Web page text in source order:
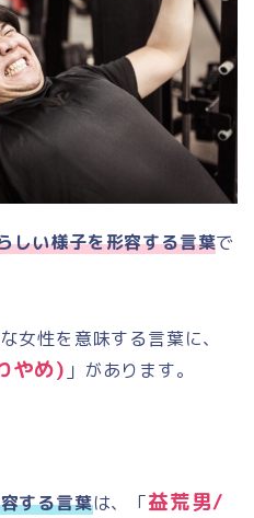
しい様子を形容する言葉で
女性を意味する言葉に、
やめ) 」があります。
する言葉は、「益荒男/